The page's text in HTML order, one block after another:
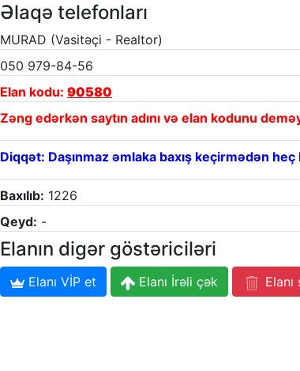
Əlaqə telefonları
MURAD (Vasitəçi - Realtor)
050 979-84-56
Elan kodu: 90580
Zəng edərkən saytın adını və elan kodunu
Diqqət: Daşınmaz əmlaka baxış keçirmədən
Baxılıb: 1226
Qeyd: -
Elanın digər göstəriciləri
Elanı VİP et Elanı İrəli çək Elanı